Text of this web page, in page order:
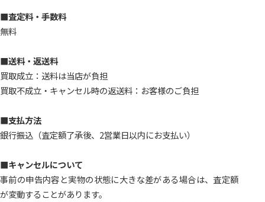
■査定料・手数料
無料
■送料・返送料
買取成立：送料は当店が負担
買取不成立・キャンセル時の返送料：お客様のご負担
■支払方法
銀行振込（査定額了承後、2営業日以内にお支払い）
■キャンセルについて
事前の申告内容と実物の状態に大きな差がある場合は、査定額
が変動することがあります。